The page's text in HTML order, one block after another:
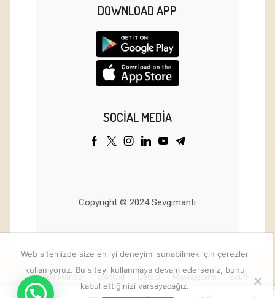
DOWNLOAD APP
SOCIAL MEDIA
Copyright © 2024 Sevgimanti
Kayseri Mantısı çokfiyat Dataci
Web sitemizde size en iyi deneyimi sunabilmek için çerezler
kullanıyoruz. Bu siteyi kullanmaya devam ederseniz, bunu
kabul ettiğinizi varsayacağız.